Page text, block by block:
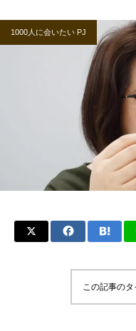
1000人に会いたい PJ
この記事の